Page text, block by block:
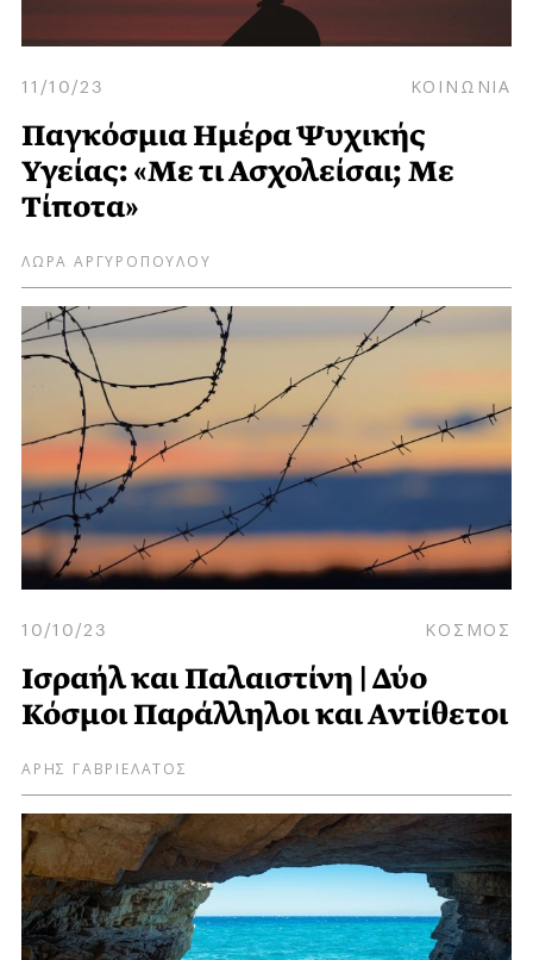
11/10/23 ΚΟΙΝΩΝΙΑ
Παγκόσμια Ημέρα Ψυχικής
Υγείας: «Με τι Ασχολείσαι; Με
Τίποτα»
ΛΩΡΑ ΑΡΓΥΡΟΠΟΥΛΟΥ
10/10/23 ΚΟΣΜΟΣ
Ισραήλ και Παλαιστίνη | Δύο
Κόσμοι Παράλληλοι και Αντίθετοι
ΑΡΗΣ ΓΑΒΡΙΕΛΑΤΟΣ